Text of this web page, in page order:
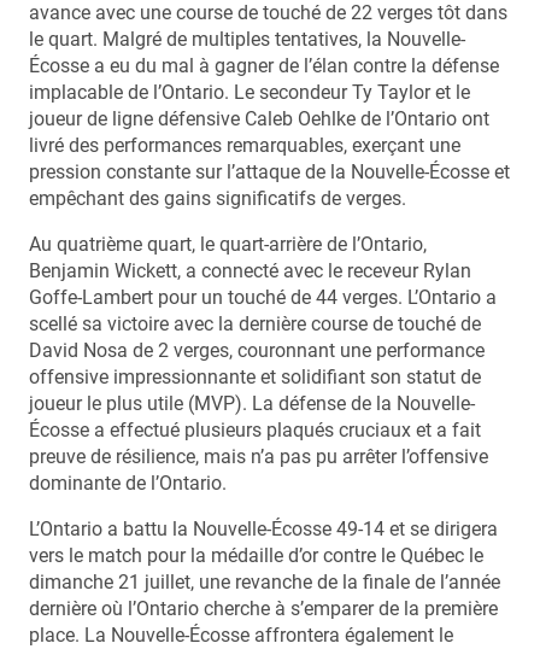
avance avec une course de touché de 22 verges tôt dans
le quart. Malgré de multiples tentatives, la Nouvelle-
Écosse a eu du mal à gagner de l’élan contre la défense
implacable de l’Ontario. Le secondeur Ty Taylor et le
joueur de ligne défensive Caleb Oehlke de l’Ontario ont
livré des performances remarquables, exerçant une
pression constante sur l’attaque de la Nouvelle-Écosse et
empêchant des gains significatifs de verges.
Au quatrième quart, le quart-arrière de l’Ontario,
Benjamin Wickett, a connecté avec le receveur Rylan
Goffe-Lambert pour un touché de 44 verges. L’Ontario a
scellé sa victoire avec la dernière course de touché de
David Nosa de 2 verges, couronnant une performance
offensive impressionnante et solidifiant son statut de
joueur le plus utile (MVP). La défense de la Nouvelle-
Écosse a effectué plusieurs plaqués cruciaux et a fait
preuve de résilience, mais n’a pas pu arrêter l’offensive
dominante de l’Ontario.
L’Ontario a battu la Nouvelle-Écosse 49-14 et se dirigera
vers le match pour la médaille d’or contre le Québec le
dimanche 21 juillet, une revanche de la finale de l’année
dernière où l’Ontario cherche à s’emparer de la première
place. La Nouvelle-Écosse affrontera également le